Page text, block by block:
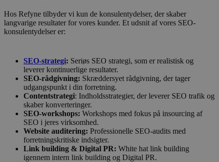
Hos Refyne tilbyder vi kun de konsulentydelser, der skaber
langvarige resultater for vores kunder. Et udsnit af vores SEO-
konsulentydelser er:
SEO-strategi: Seriøs SEO strategi, som er realistisk og
leverer kontinuerlige resultater.
SEO-rådgivning: Skræddersyet rådgivning, der tager
udgangspunkt i din forretning.
Contentstrategi: Indholdsstrategier, der leverer SEO trafik og
skaber konverteringer.
SEO-workshops: Workshops med fokus på insourcing af
SEO i jeres virksomhed.
Website auditering: Professionelle SEO-audits med
forretningskritiske indsigter.
Link building & Digital PR: White hat link building
igennem intern link building og Digital PR.